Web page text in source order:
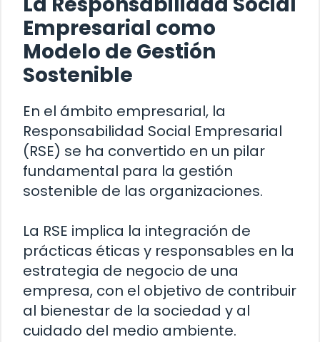
Empresarial como
Modelo de Gestión
Sostenible
En el ámbito empresarial, la
Responsabilidad Social Empresarial
(RSE) se ha convertido en un pilar
fundamental para la gestión
sostenible de las organizaciones.
La RSE implica la integración de
prácticas éticas y responsables en la
estrategia de negocio de una
empresa, con el objetivo de contribuir
al bienestar de la sociedad y al
cuidado del medio ambiente.